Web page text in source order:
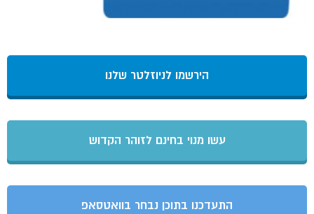
הירשמו לניוזלטר שלנו
עשו מנוי בחינם לזוהר הקדוש
התעדכנו בתוכן נבחר בוואטסאפ